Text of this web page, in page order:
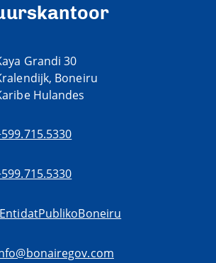
Grandi 30
Boneiru
Hulandes